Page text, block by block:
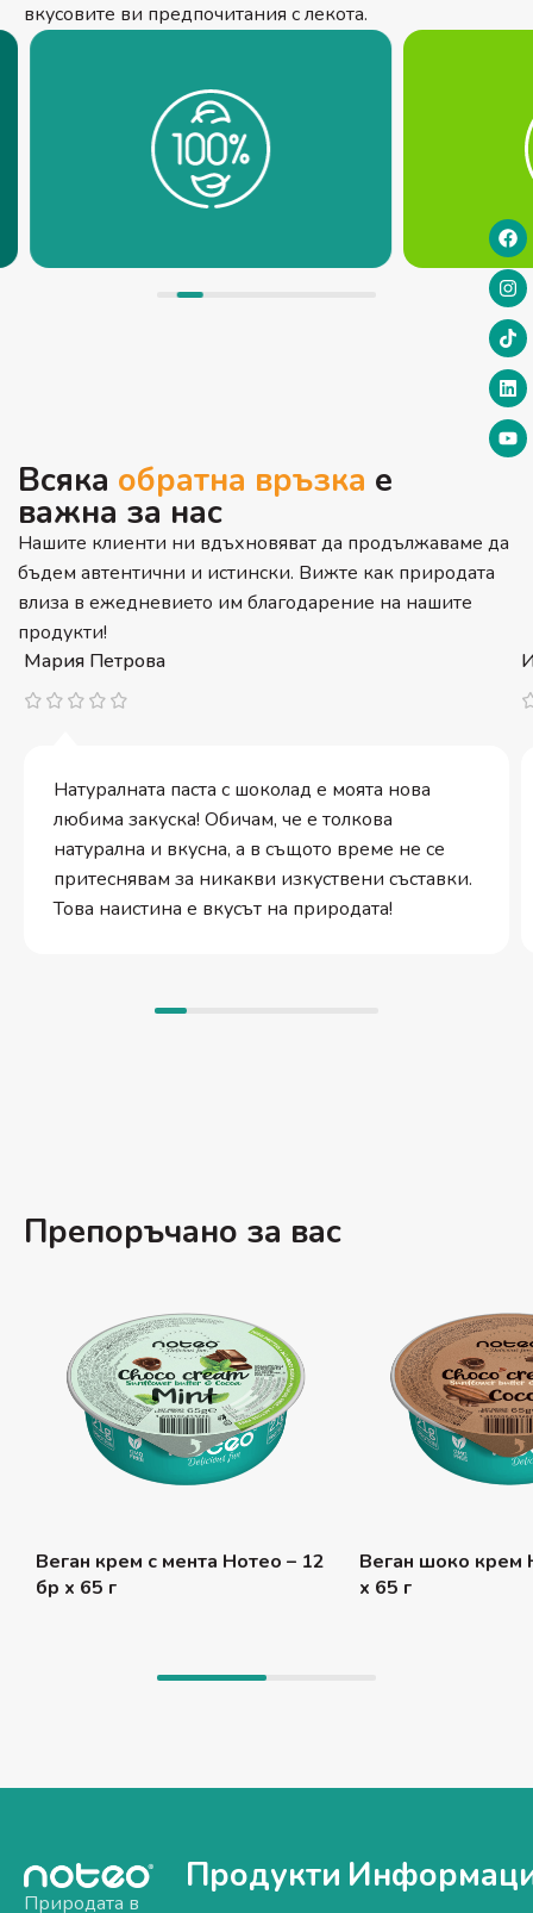
вкусовите ви предпочитания с лекота.
Всяка обратна връзка е
важна за нас
Нашите клиенти ни вдъхновяват да продължаваме да
бъдем автентични и истински. Вижте как природата
влиза в ежедневието им благодарение на нашите
продукти!
Мария Петрова
Натуралната паста с шоколад е моята нова
любима закуска! Обичам, че е толкова
натурална и вкусна, а в същото време не се
притеснявам за никакви изкуствени съставки.
Това наистина е вкусът на природата!
Препоръчано за вас
Веган крем с мента Нотео – 12
бр x 65 г
Веган шоко крем
x 65 г
Природата в
Продукти